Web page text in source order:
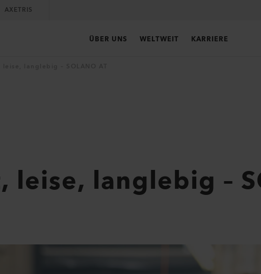
AXETRIS
ÜBER UNS WELTWEIT KARRIERE
leise, langlebig –